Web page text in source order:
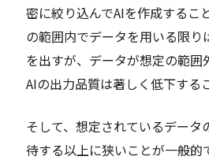
密に絞り込んでAIを作成するこ
の範囲内でデータを用いる限り
を出すが、データが想定の範囲
AIの出力品質は著しく低下する
そして、想定されているデータ
待する以上に狭いことが一般的